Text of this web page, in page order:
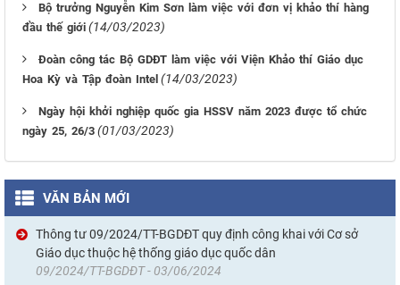
Bộ trưởng Nguyễn Kim Sơn làm việc với đơn vị khảo thí hàng
đầu thế giới (14/03/2023)
Đoàn công tác Bộ GDĐT làm việc với Viện Khảo thí Giáo dục
Hoa Kỳ và Tập đoàn Intel (14/03/2023)
Ngày hội khởi nghiệp quốc gia HSSV năm 2023 được tổ chức
ngày 25, 26/3 (01/03/2023)
VĂN BẢN MỚI
Thông tư 09/2024/TT-BGDĐT quy định công khai với Cơ sở
Giáo dục thuộc hệ thống giáo dục quốc dân
09/2024/TT-BGDĐT - 03/06/2024